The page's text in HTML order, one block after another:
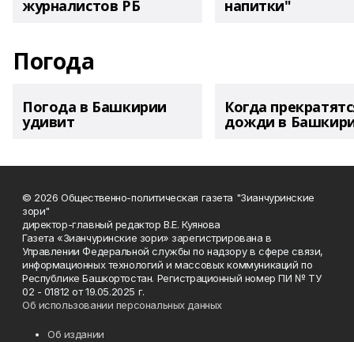
журналистов РБ напитки"
Погода
Погода в Башкирии
удивит
Когда
дожди в
© 2026 Общественно-политическая газета "Зианчуринские
зори"
директор-главный редактор В.Е. Куянова
Газета «Зианчуринские зори» зарегистрирована в
Управлении Федеральной службы по надзору в сфере связи,
информационных технологий и массовых коммуникаций по
Республике Башкортостан. Регистрационный номер ПИ № ТУ
02 - 01812 от 19.05.2025 г.
Об использовании персональных данных
Об издании